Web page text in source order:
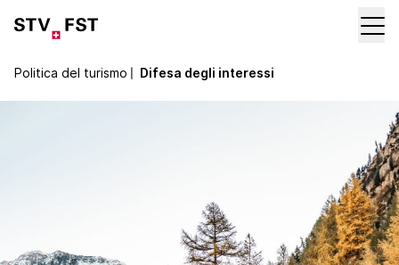
Politica del turismo〡 Difesa degli interessi